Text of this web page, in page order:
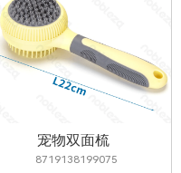
宠物双面梳
8719138199075